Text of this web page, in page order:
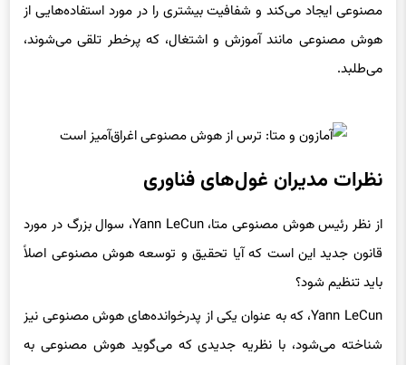
مصنوعی ایجاد می‌کند و شفافیت بیشتری را در مورد استفاده‌هایی از
هوش مصنوعی مانند آموزش و اشتغال، که پرخطر تلقی می‌شوند،
می‌طلبد.
نظرات مدیران غول‌های فناوری
از نظر رئیس هوش مصنوعی متا، Yann LeCun، سوال بزرگ در مورد
قانون جدید این است که آیا تحقیق و توسعه هوش مصنوعی اصلاً
باید تنظیم شود؟
Yann LeCun، که به عنوان یکی از پدرخوانده‌های هوش مصنوعی نیز
شناخته می‌شود، با نظریه جدیدی که می‌گوید هوش مصنوعی به